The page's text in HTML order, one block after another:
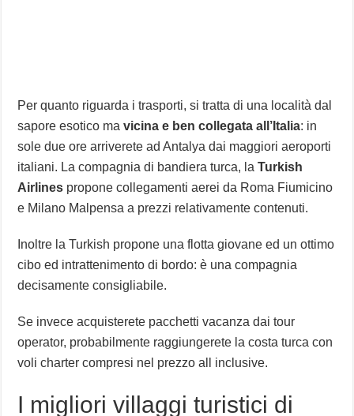
Per quanto riguarda i trasporti, si tratta di una località dal
sapore esotico ma vicina e ben collegata all’Italia: in
sole due ore arriverete ad Antalya dai maggiori aeroporti
italiani. La compagnia di bandiera turca, laTurkish
Airlines propone collegamenti aerei da Roma Fiumicino
e Milano Malpensa a prezzi relativamente contenuti.
Inoltre la Turkish propone una flotta giovane ed un ottimo
cibo ed intrattenimento di bordo: è una compagnia
decisamente consigliabile.
Se invece acquisterete pacchetti vacanza dai tour
operator, probabilmente raggiungerete la costa turca con
voli charter compresi nel prezzo all inclusive.
I migliori villaggi turistici di